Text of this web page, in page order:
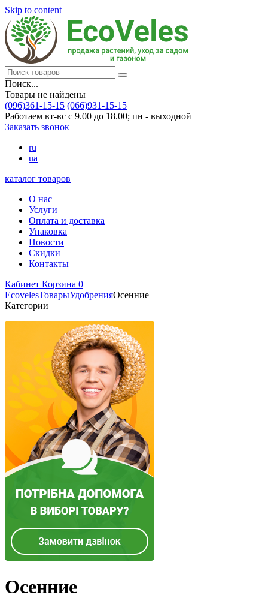
Skip to content
Поиск...
Товары не найдены
(096)361-15-15 (066)931-15-15
Работаем вт-вс с 9.00 до 18.00; пн - выходной
Заказать звонок
ru
ua
каталог товаров
О нас
Услуги
Оплата и доставка
Упаковка
Новости
Скидки
Контакты
Кабинет Корзина 0
EcovelesТоварыУдобренияОсенние
Категории
Осенние